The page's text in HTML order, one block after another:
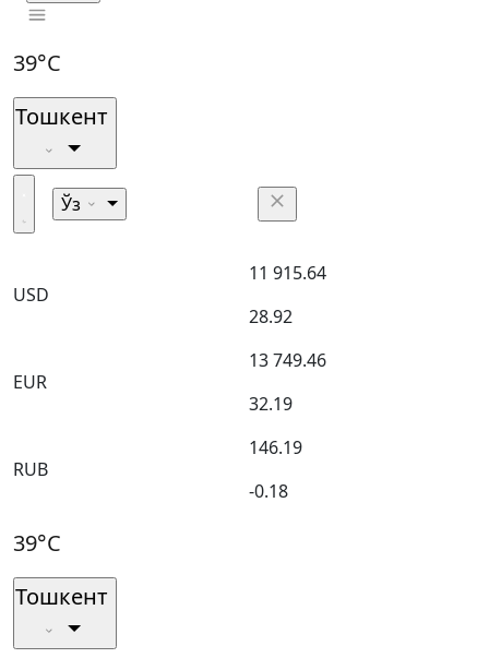
39°C
Тошкент
Ўз
USD
11 915.64
28.92
EUR
13 749.46
32.19
RUB
146.19
-0.18
39°C
Тошкент